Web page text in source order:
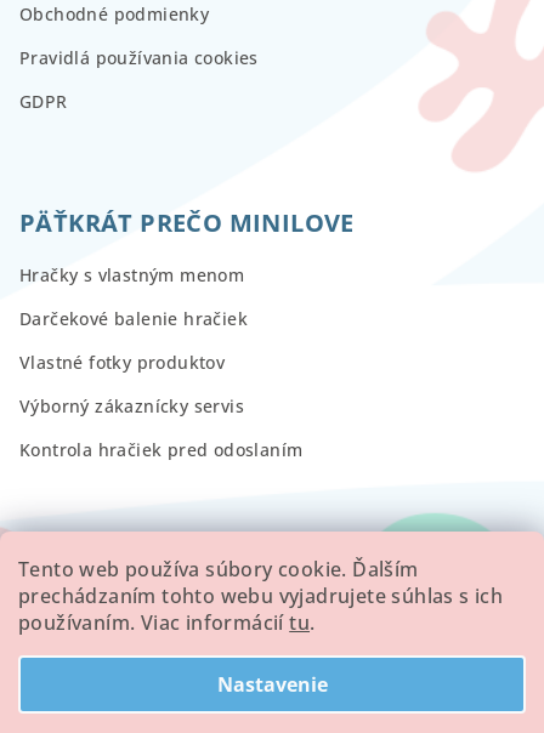
Tento web používa súbory cookie. Ďalším
prechádzaním tohto webu vyjadrujete súhlas s ich
používaním. Viac informáciítu.
Nastavenie
Obchodné podmienky
Pravidlá používania cookies
GDPR
PÄŤKRÁT PREČO MINILOVE
Hračky s vlastným menom
Darčekové balenie hračiek
Vlastné fotky produktov
Výborný zákaznícky servis
Kontrola hračiek pred odoslaním
RECENZIE
Všetky hodnotenie obchodu